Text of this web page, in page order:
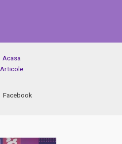
Acasa
Articole
Facebook